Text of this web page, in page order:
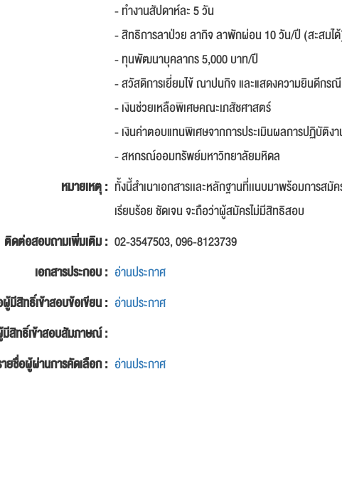
- ทำงานสัปดาห์ละ 5 วัน
- สิทธิการลาป่วย ลากิจ ลาพักผ่อน 10 วัน/ปี (สะสมไ
- ทุนพัฒนาบุคลากร 5,000 บาท/ปี
- สวัสดิการเยี่ยมไข้ ณาปนกิจ และแสดงความยินดีกร
- เงินช่วยเหลือพิเศษคณะเภสัชศาสตร์
- เงินค่าตอบแทนพิเศษจากการประเมินผลการปฏิบัติง
- สหกรณ์ออมทรัพย์มหาวิทยาลัยมหิดล
หมายเหตุ : ทั้งนี้สำเนาเอกสารเเละหลักฐานที่เเนบมาพร้อมการสมั
เรียบร้อย ชัดเจน จะถือว่าผู้สมัครไม่มีสิทธิสอบ
ติดต่อสอบถามเพิ่มเติม : 02-3547503, 096-8123739
เอกสารประกอบ : อ่านประกาศ
มีสิทธิ์เข้าสอบข้อเขียน : อ่านประกาศ
สิทธิ์เข้าสอบสัมภาษณ์ :
ยชื่อผู้ผ่านการคัดเลือก : อ่านประกาศ